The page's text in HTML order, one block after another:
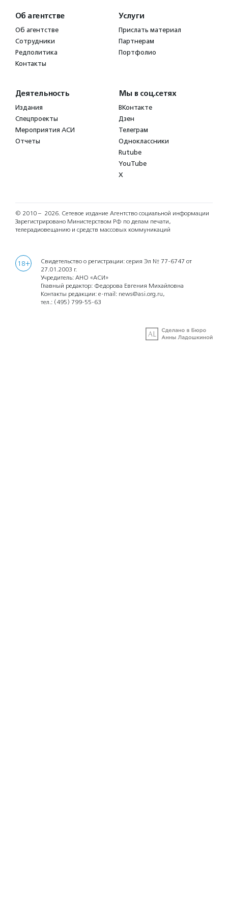
Об агентстве
Об агентстве
Сотрудники
Редполитика
Контакты
Услуги
Прислать материал
Партнерам
Портфолио
Деятельность
Издания
Спецпроекты
Мероприятия АСИ
Отчеты
Мы в соц.сетях
ВКонтакте
Дзен
Телеграм
Одноклассники
Rutube
YouTube
X
© 2010 – 2026. Сетевое издание Агентство социальной информации
Зарегистрировано Министерством РФ по делам печати,
телерадиовещанию и средств массовых коммуникаций
18+
Свидетельство о регистрации: серия Эл № 77-6747 от
27.01.2003 г.
Учредитель: АНО «АСИ»
Главный редактор: Федорова Евгения Михайловна
Контакты редакции: e-mail: news@asi.org.ru,
тел.: (495) 799-55-63